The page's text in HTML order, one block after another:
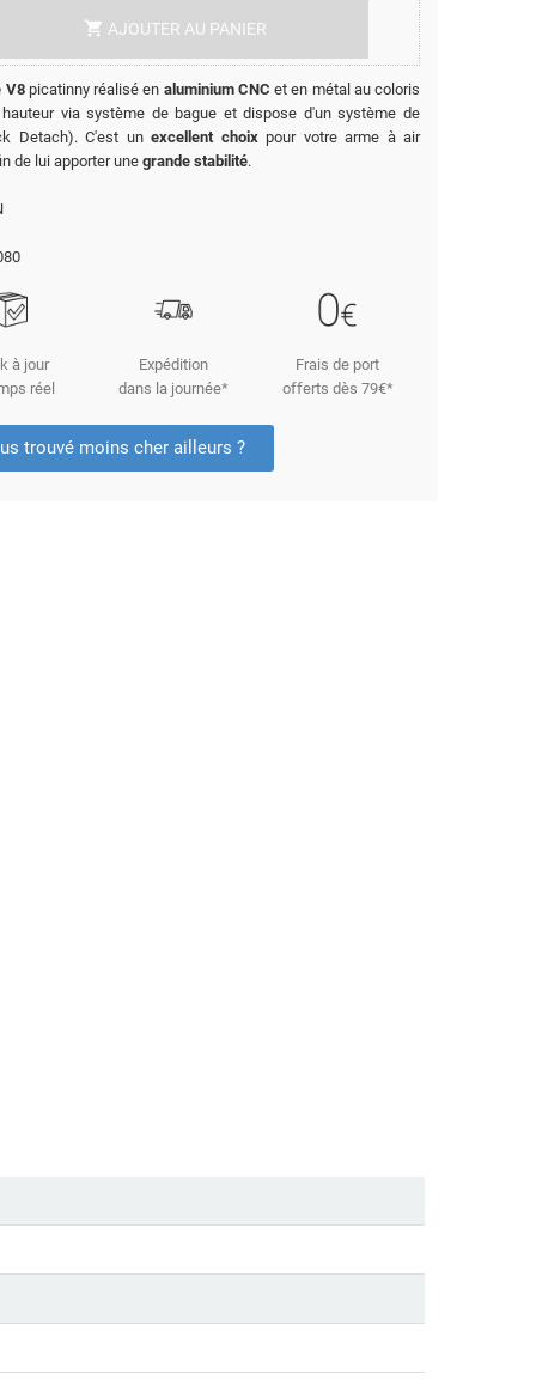
shopping_cart AJOUTER AU PANIER
V8picatinny réalisé en aluminium CNC et en métal au coloris
via système de bague et dispose d'un système de
Detach). C'est un excellent choixpour votre arme à air
de lui apporter une grande stabilité.
à jour
réel
Expédition
dans la journée*
Frais de port
offerts dès 79€*
trouvé moins cher ailleurs ?